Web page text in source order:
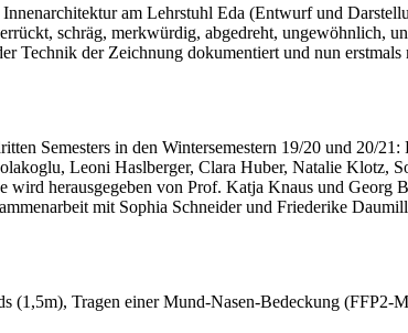
am Lehrstuhl Eda (Entwurf und
schräg, merkwürdig, abgedreht, ungewöhnlich,
Technik der Zeichnung dokumentiert und nun
Semesters in den Wintersemestern 19/20 und 20/
Leoni Haslberger, Clara Huber, Natalie Klotz,
herausgegeben von Prof. Katja Knaus und Georg
mit Sophia Schneider und Friederike
(1,5m), Tragen einer Mund-Nasen-Bedeckung (FFP2-